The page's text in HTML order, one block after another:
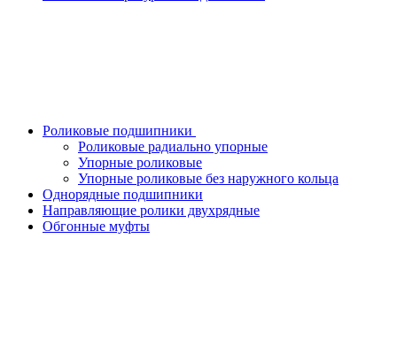
Роликовые подшипники
Роликовые радиально упорные
Упорные роликовые
Упорные роликовые без наружного кольца
Однорядные подшипники
Направляющие ролики двухрядные
Обгонные муфты